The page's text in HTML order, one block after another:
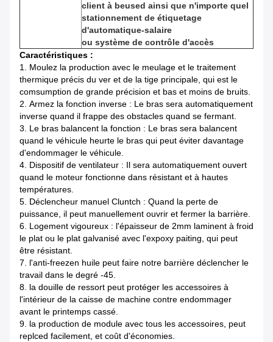
client à beused ainsi que n'importe quel
stationnement de étiquetage
d'automatique-salaire
ou système de contrôle d'accès
Caractéristiques :
1. Moulez la production avec le meulage et le traitement
thermique précis du ver et de la tige principale, qui est le
comsumption de grande précision et bas et moins de bruits.
2. Armez la fonction inverse : Le bras sera automatiquement
inverse quand il frappe des obstacles quand se fermant.
3. Le bras balancent la fonction : Le bras sera balancent
quand le véhicule heurte le bras qui peut éviter davantage
d'endommager le véhicule.
4. Dispositif de ventilateur : Il sera automatiquement ouvert
quand le moteur fonctionne dans résistant et à hautes
températures.
5. Déclencheur manuel Cluntch : Quand la perte de
puissance, il peut manuellement ouvrir et fermer la barrière.
6. Logement vigoureux : l'épaisseur de 2mm laminent à froid
le plat ou le plat galvanisé avec l'expoxy paiting, qui peut
être résistant.
7. l'anti-freezen huile peut faire notre barrière déclencher le
travail dans le degré -45.
8. la douille de ressort peut protéger les accessoires à
l'intérieur de la caisse de machine contre endommager
avant le printemps cassé.
9. la production de module avec tous les accessoires, peut
replced facilement, et coût d'économies.